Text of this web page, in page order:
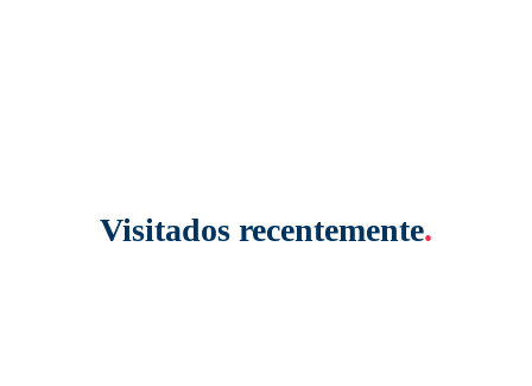
Visitados recentemente.